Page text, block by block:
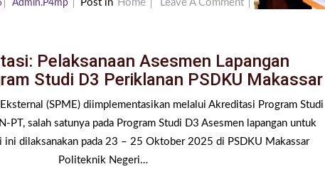
Admin.p4mp Post in Home Leave A Comment
Pelaksanaan
Asesmen
Akreditasi
Program
Pelaksanaan Asesmen Lapangan
Studi D3 Periklanan PSDKU Makassar
(SPME) diimplementasikan melalui Akreditasi Program Studi
PT, salah satunya pada Program Studi D3 Asesmen lapangan untuk
ini dilaksanakan pada 23 – 25 Oktober 2025 di PSDKU Makassar
Politeknik Negeri…